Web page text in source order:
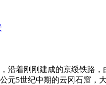
沿着刚刚建成的京绥铁路
元5世纪中期的云冈石窟